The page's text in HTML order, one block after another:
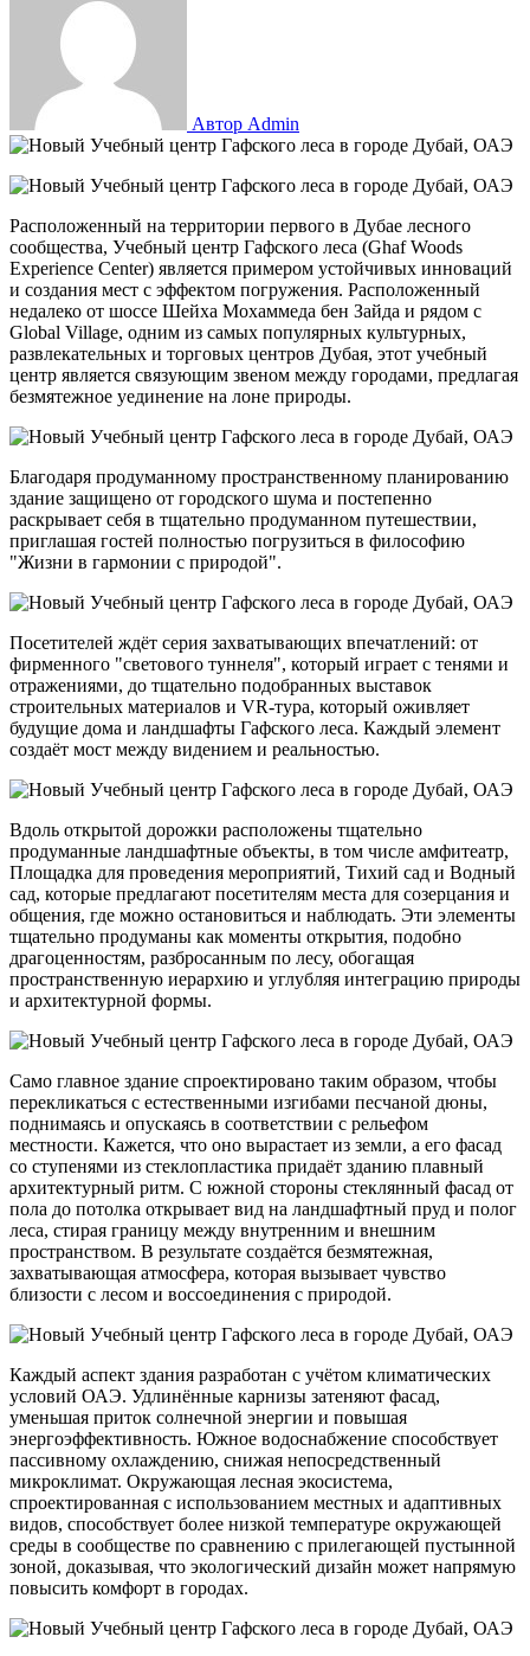
Автор Admin
Расположенный на территории первого в Дубае лесного
сообщества, Учебный центр Гафского леса (Ghaf Woods
Experience Center) является примером устойчивых инноваций
и создания мест с эффектом погружения. Расположенный
недалеко от шоссе Шейха Мохаммеда бен Зайда и рядом с
Global Village, одним из самых популярных культурных,
развлекательных и торговых центров Дубая, этот учебный
центр является связующим звеном между городами, предлагая
безмятежное уединение на лоне природы.
Благодаря продуманному пространственному планированию
здание защищено от городского шума и постепенно
раскрывает себя в тщательно продуманном путешествии,
приглашая гостей полностью погрузиться в философию
"Жизни в гармонии с природой".
Посетителей ждёт серия захватывающих впечатлений: от
фирменного "светового туннеля", который играет с тенями и
отражениями, до тщательно подобранных выставок
строительных материалов и VR-тура, который оживляет
будущие дома и ландшафты Гафского леса. Каждый элемент
создаёт мост между видением и реальностью.
Вдоль открытой дорожки расположены тщательно
продуманные ландшафтные объекты, в том числе амфитеатр,
Площадка для проведения мероприятий, Тихий сад и Водный
сад, которые предлагают посетителям места для созерцания и
общения, где можно остановиться и наблюдать. Эти элементы
тщательно продуманы как моменты открытия, подобно
драгоценностям, разбросанным по лесу, обогащая
пространственную иерархию и углубляя интеграцию природы
и архитектурной формы.
Само главное здание спроектировано таким образом, чтобы
перекликаться с естественными изгибами песчаной дюны,
поднимаясь и опускаясь в соответствии с рельефом
местности. Кажется, что оно вырастает из земли, а его фасад
со ступенями из стеклопластика придаёт зданию плавный
архитектурный ритм. С южной стороны стеклянный фасад от
пола до потолка открывает вид на ландшафтный пруд и полог
леса, стирая границу между внутренним и внешним
пространством. В результате создаётся безмятежная,
захватывающая атмосфера, которая вызывает чувство
близости с лесом и воссоединения с природой.
Каждый аспект здания разработан с учётом климатических
условий ОАЭ. Удлинённые карнизы затеняют фасад,
уменьшая приток солнечной энергии и повышая
энергоэффективность. Южное водоснабжение способствует
пассивному охлаждению, снижая непосредственный
микроклимат. Окружающая лесная экосистема,
спроектированная с использованием местных и адаптивных
видов, способствует более низкой температуре окружающей
среды в сообществе по сравнению с прилегающей пустынной
зоной, доказывая, что экологический дизайн может напрямую
повысить комфорт в городах.